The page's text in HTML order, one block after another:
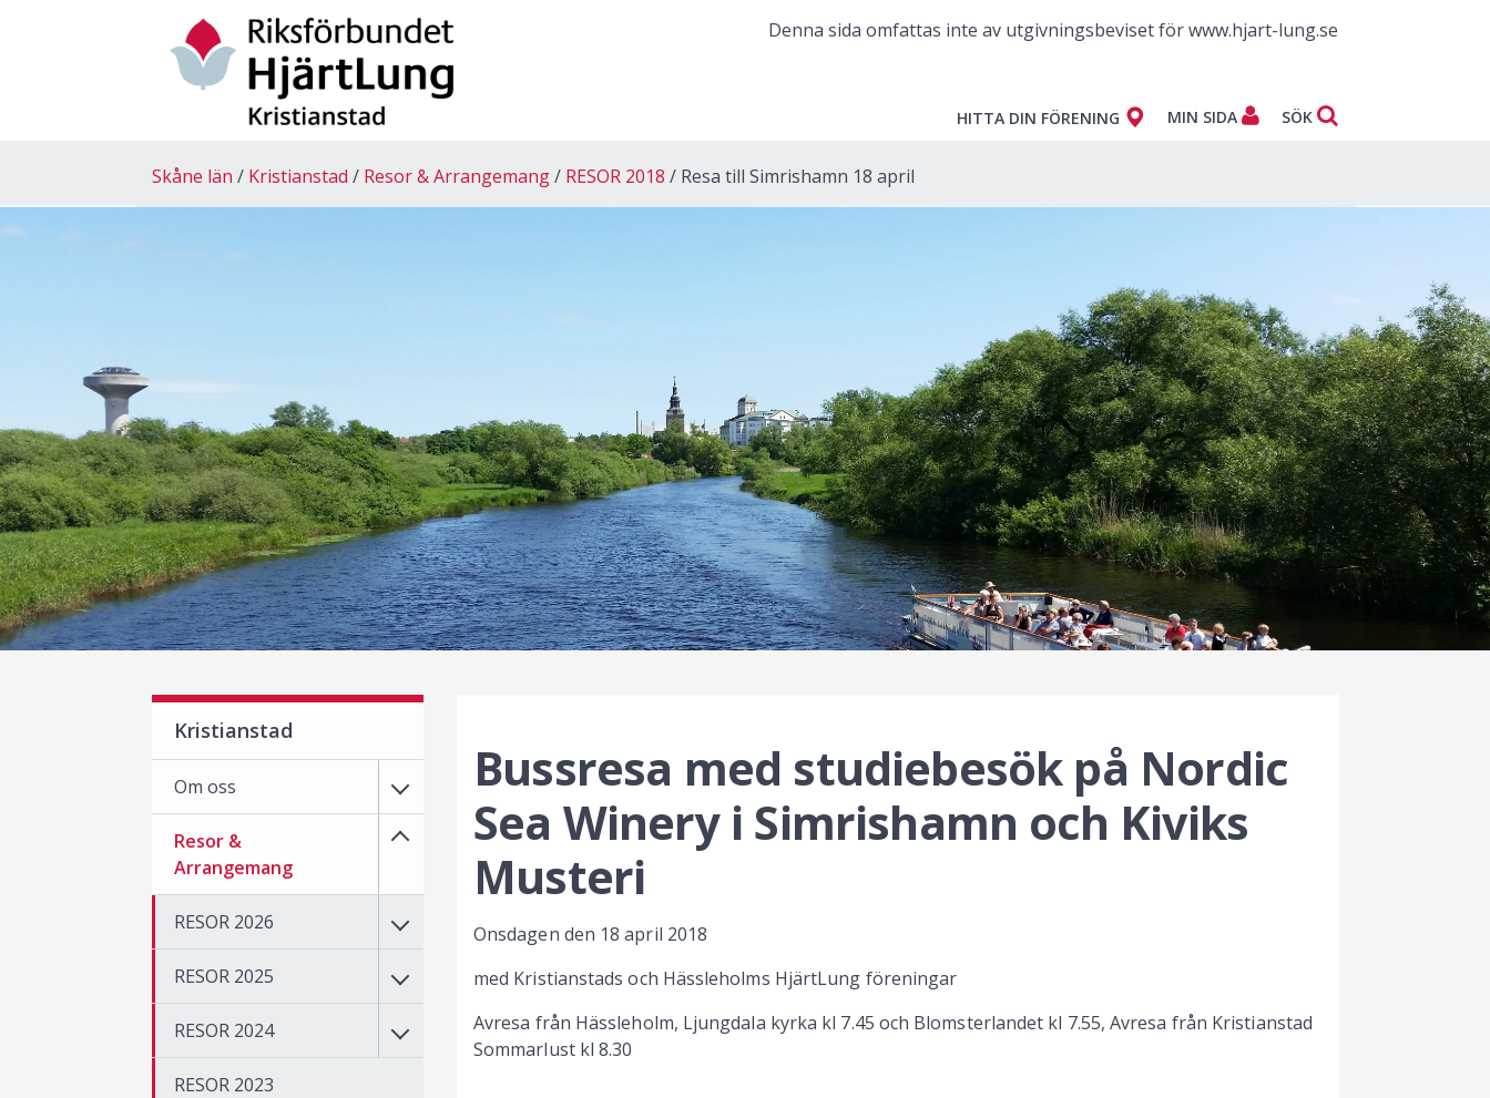
Denna sida omfattas inte av utgivningsbeviset för www.hjart-lung.se
HITTA DIN FÖRENING MIN SIDA SÖK
Skåne län Kristianstad Resor & Arrangemang RESOR 2018 Resa till Simrishamn 18 april
Bussresa med studiebesök på Nordic
Sea Winery i Simrishamn och Kiviks
Musteri
Onsdagen den 18 april 2018
med Kristianstads och Hässleholms HjärtLung föreningar
Avresa från Hässleholm, Ljungdala kyrka kl 7.45 och Blomsterlandet kl 7.55, Avresa från Kristianstad
Sommarlust kl 8.30
Kristianstad
Om oss
Resor &
Arrangemang
RESOR 2026
RESOR 2025
RESOR 2024
RESOR 2023